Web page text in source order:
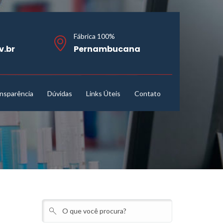
Fábrica 100%
Pernambucana
Dúvidas Links Úteis Contato